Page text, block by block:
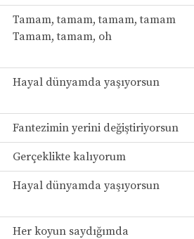
Tamam, tamam, tamam, tamam
Tamam, tamam, oh
Hayal dünyamda yaşıyorsun
Fantezimin yerini değiştiriyorsun
Gerçeklikte kalıyorum
Hayal dünyamda yaşıyorsun
Her koyun saydığımda